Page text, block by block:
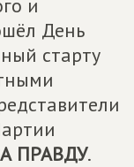
и
День
старту
ПРАВДУ.